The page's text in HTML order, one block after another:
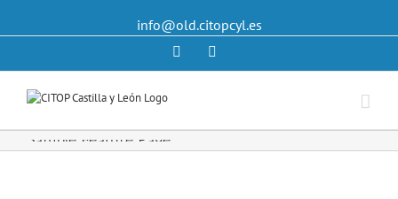
info@old.citopcyl.es
Linkedin
Sample Feature Page